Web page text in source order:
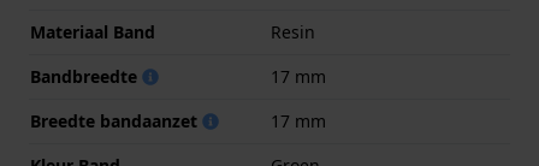
Materiaal Band
Resin
Bandbreedte
17 mm
Breedte bandaanzet
17 mm